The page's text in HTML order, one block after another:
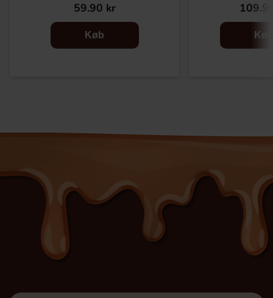
59.90 kr
Køb Køb